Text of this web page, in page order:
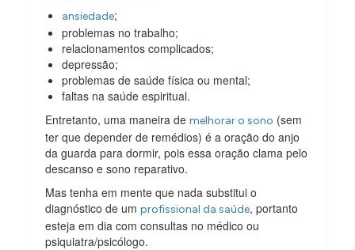
ansiedade;
problemas no trabalho;
relacionamentos complicados;
depressão;
problemas de saúde física ou mental;
faltas na saúde espiritual.
Entretanto, uma maneira demelhorar o sono (sem
ter que depender de remédios) é a oração do anjo
da guarda para dormir, pois essa oração clama pelo
descanso e sono reparativo.
Mas tenha em mente que nada substitui o
diagnóstico de umprofissional da saúde, portanto
esteja em dia com consultas no médico ou
psiquiatra/psicólogo.